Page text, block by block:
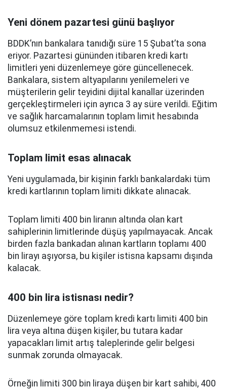
Yeni dönem pazartesi günü başlıyor
BDDK’nın bankalara tanıdığı süre 15 Şubat’ta sona
eriyor. Pazartesi gününden itibaren kredi kartı
limitleri yeni düzenlemeye göre güncellenecek.
Bankalara, sistem altyapılarını yenilemeleri ve
müşterilerin gelir teyidini dijital kanallar üzerinden
gerçekleştirmeleri için ayrıca 3 ay süre verildi. Eğitim
ve sağlık harcamalarının toplam limit hesabında
olumsuz etkilenmemesi istendi.
Toplam limit esas alınacak
Yeni uygulamada, bir kişinin farklı bankalardaki tüm
kredi kartlarının toplam limiti dikkate alınacak.
Toplam limiti 400 bin liranın altında olan kart
sahiplerinin limitlerinde düşüş yapılmayacak. Ancak
birden fazla bankadan alınan kartların toplamı 400
bin lirayı aşıyorsa, bu kişiler istisna kapsamı dışında
kalacak.
400 bin lira istisnası nedir?
Düzenlemeye göre toplam kredi kartı limiti 400 bin
lira veya altına düşen kişiler, bu tutara kadar
yapacakları limit artış taleplerinde gelir belgesi
sunmak zorunda olmayacak.
Örneğin limiti 300 bin liraya düşen bir kart sahibi, 400